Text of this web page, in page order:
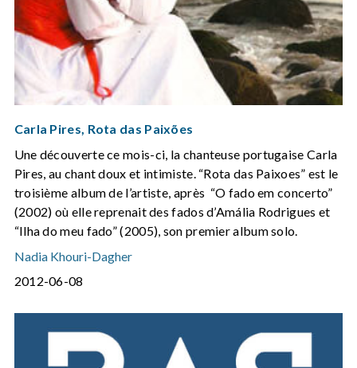
Carla Pires, Rota das Paixões
Une découverte ce mois-ci, la chanteuse portugaise Carla
Pires, au chant doux et intimiste. “Rota das Paixoes” est le
troisième album de l’artiste, après “O fado em concerto”
(2002) où elle reprenait des fados d’Amália Rodrigues et
“Ilha do meu fado” (2005), son premier album solo.
Nadia Khouri-Dagher
2012-06-08